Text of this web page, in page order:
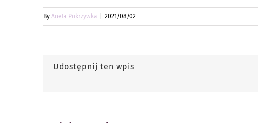
By Aneta Pokrzywka 2021/08/02
Udostępnij ten wpis